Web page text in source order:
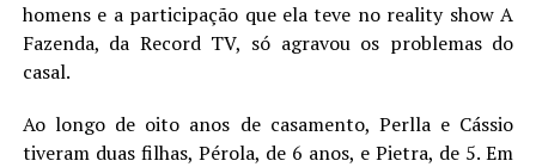
LANÇAMENTOS
homens e a participação que ela teve no reality show A
Fazenda, da Record TV, só agravou os problemas do
casal.
Ao longo de oito anos de casamento, Perlla e Cássio
tiveram duas filhas, Pérola, de 6 anos, e Pietra, de 5. Em